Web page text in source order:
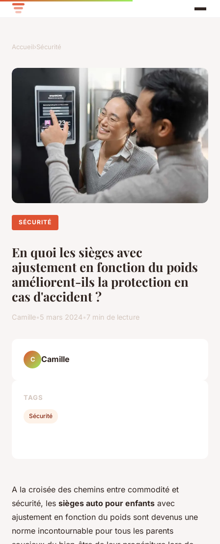
Accueil›Sécurité
SÉCURITÉ
En quoi les sièges avec
ajustement en fonction du poids
améliorent-ils la protection en
cas d'accident ?
Camille•5 mars 2024•7 min de lecture
A la croisée des chemins entre commodité et
sécurité, les sièges auto pour enfants avec
ajustement en fonction du poids sont devenus une
norme incontournable pour tous les parents
C Camille
TAGS
Sécurité